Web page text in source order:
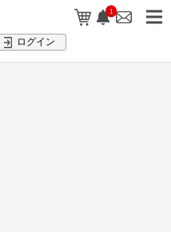
1
ログイン